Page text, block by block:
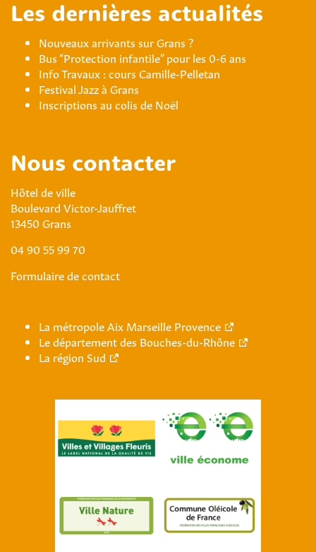
Les dernières actualités
Nouveaux arrivants sur Grans ?
Bus “Protection infantile” pour les 0-6 ans
Info Travaux : cours Camille-Pelletan
Festival Jazz à Grans
Inscriptions au colis de Noël
Nous contacter
Hôtel de ville
Boulevard Victor-Jauffret
13450 Grans
04 90 55 99 70
Formulaire de contact
La métropole Aix Marseille Provence
Le département des Bouches-du-Rhône
La région Sud